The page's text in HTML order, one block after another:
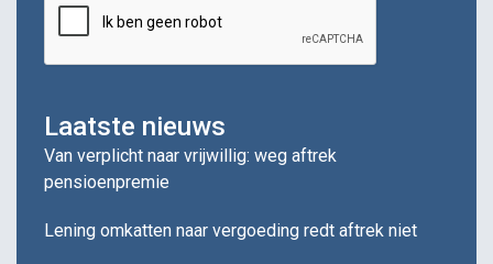
Laatste nieuws
Van verplicht naar vrijwillig: weg aftrek
pensioenpremie
Lening omkatten naar vergoeding redt aftrek niet